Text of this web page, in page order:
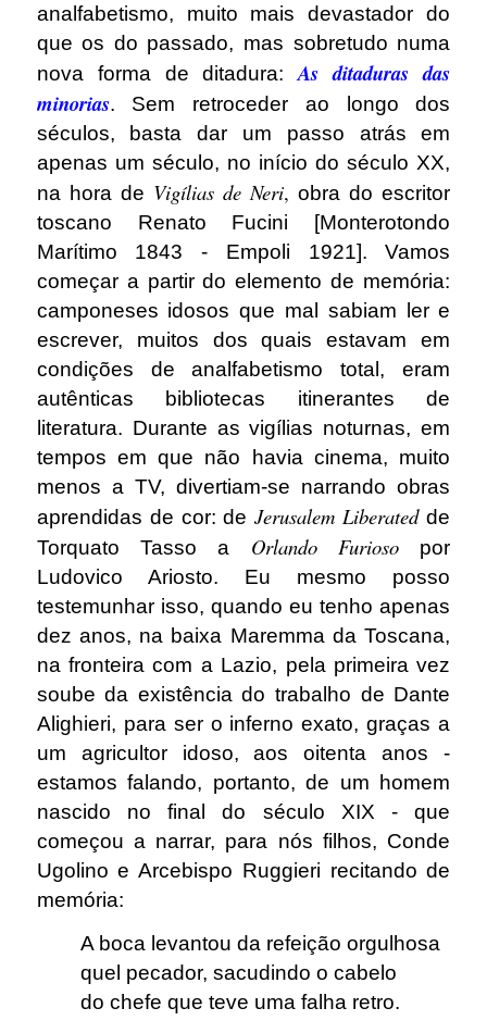
analfabetismo, muito mais devastador do
que os do passado, mas sobretudo numa
nova forma de ditadura:As ditaduras das
minorias. Sem retroceder ao longo dos
séculos, basta dar um passo atrás em
apenas um século, no início do século XX,
na hora de Vigílias de Neri, obra do escritor
toscano Renato Fucini [Monterotondo
Marítimo 1843 - Empoli 1921]. Vamos
começar a partir do elemento de memória:
camponeses idosos que mal sabiam ler e
escrever, muitos dos quais estavam em
condições de analfabetismo total, eram
autênticas bibliotecas itinerantes de
literatura. Durante as vigílias noturnas, em
tempos em que não havia cinema, muito
menos a TV, divertiam-se narrando obras
aprendidas de cor: deJerusalem Liberated de
Torquato Tasso a Orlando Furioso por
Ludovico Ariosto. Eu mesmo posso
testemunhar isso, quando eu tenho apenas
dez anos, na baixa Maremma da Toscana,
na fronteira com a Lazio, pela primeira vez
soube da existência do trabalho de Dante
Alighieri, para ser o inferno exato, graças a
um agricultor idoso, aos oitenta anos -
estamos falando, portanto, de um homem
nascido no final do século XIX - que
começou a narrar, para nós filhos, Conde
Ugolino e Arcebispo Ruggieri recitando de
memória:
A boca levantou da refeição orgulhosa
quel pecador, sacudindo o cabelo
do chefe que teve uma falha retro.